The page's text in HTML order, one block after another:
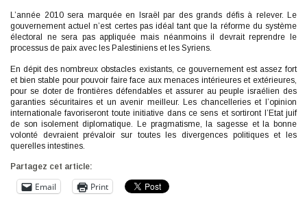
L’année 2010 sera marquée en Israël par des grands défis à relever. Le
gouvernement actuel n’est certes pas idéal tant que la réforme du système
électoral ne sera pas appliquée mais néanmoins il devrait reprendre le
processus de paix avec les Palestiniens et les Syriens.
En dépit des nombreux obstacles existants, ce gouvernement est assez fort
et bien stable pour pouvoir faire face aux menaces intérieures et extérieures,
pour se doter de frontières défendables et assurer au peuple israélien des
garanties sécuritaires et un avenir meilleur. Les chancelleries et l’opinion
internationale favoriseront toute initiative dans ce sens et sortiront l’Etat juif
de son isolement diplomatique. Le pragmatisme, la sagesse et la bonne
volonté devraient prévaloir sur toutes les divergences politiques et les
querelles intestines.
Partagez cet article:
Email Print